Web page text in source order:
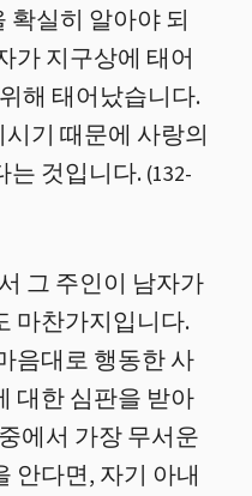
확실히 알아야 되
가 지구상에 태어
해 태어났습니다.
기 때문에 사랑의
는 것입니다. (132-
그 주인이 남자가
마찬가지입니다.
음대로 행동한 사
대한 심판을 받아
에서 가장 무서운
안다면, 자기 아내